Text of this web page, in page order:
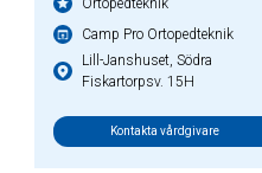
Ortopedteknik
Camp Pro Ortopedteknik
Lill-Janshuset, Södra
Fiskartorpsv. 15H
Kontakta vårdgivare